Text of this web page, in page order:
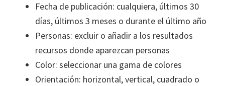
Fecha de publicación: cualquiera, últimos 30
días, últimos 3 meses o durante el último año
Personas: excluir o añadir a los resultados
recursos donde aparezcan personas
Color: seleccionar una gama de colores
Orientación: horizontal, vertical, cuadrado o